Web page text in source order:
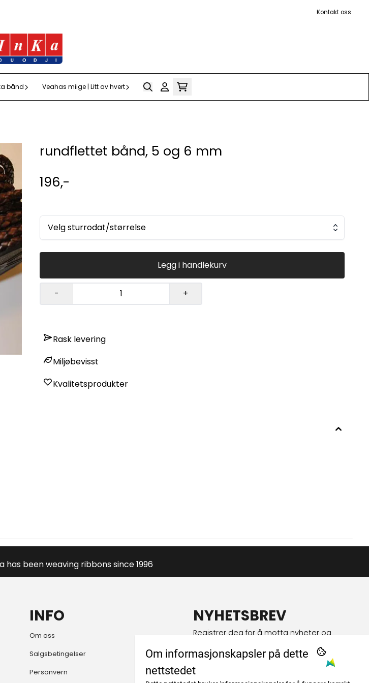
Kontakt oss
bånd Veahas miige | Litt av hvert
rundflettet bånd, 5 og 6 mm
196,-
Velg sturrodat/størrelse
Legg i handlekurv
- +
Rask levering
Miljøbevisst
Kvalitetsprodukter
has been weaving ribbons since 1996
INFO
Om oss
Salgsbetingelser
Personvern
NYHETSBREV
Registrer deg for å motta nyheter og
E-post
Om informasjonskapsler på dette
nettstedet